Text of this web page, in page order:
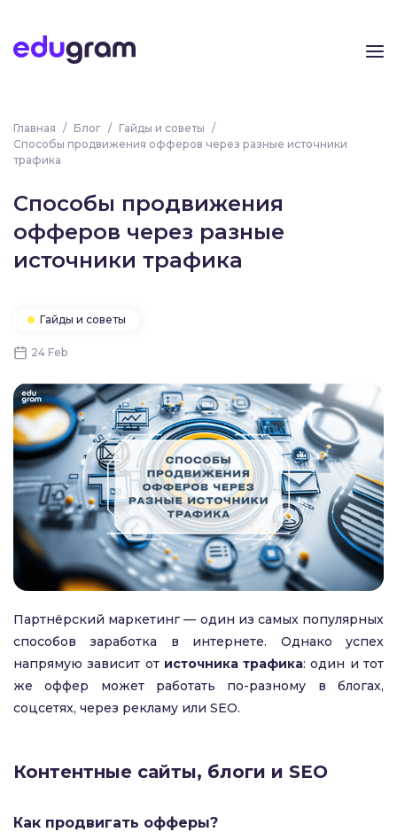
Главная / Блог / Гайды и советы /
Способы продвижения офферов через разные источники
трафика
Способы продвижения
офферов через разные
источники трафика
Гайды и советы
24 Feb
Партнёрский маркетинг — один из самых популярных
способов заработка в интернете. Однако успех
напрямую зависит от источника трафика: один и тот
же оффер может работать по-разному в блогах,
соцсетях, через рекламу или SEO.
Контентные сайты, блоги и SEO
Как продвигать офферы?